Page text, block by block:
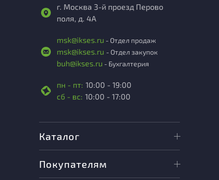
г. Москва 3-й проезд Перово
поля, д. 4А
msk@ikses.ru - Отдел продаж
msk@ikses.ru - Отдел закупок
buh@ikses.ru - Бухгалтерия
пн - пт: 10:00 - 19:00
сб - вс: 10:00 - 17:00
Каталог
Покупателям